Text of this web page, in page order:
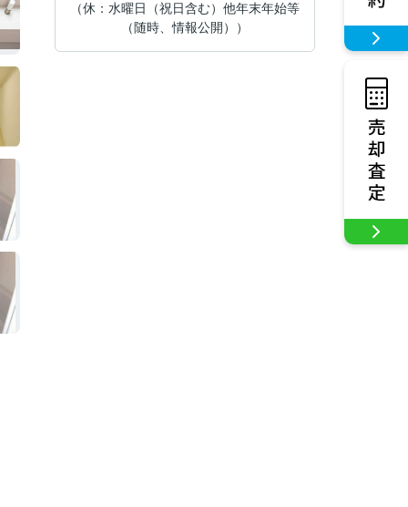
（休：水曜日（祝日含む）他年末年始等
（随時、情報公開））